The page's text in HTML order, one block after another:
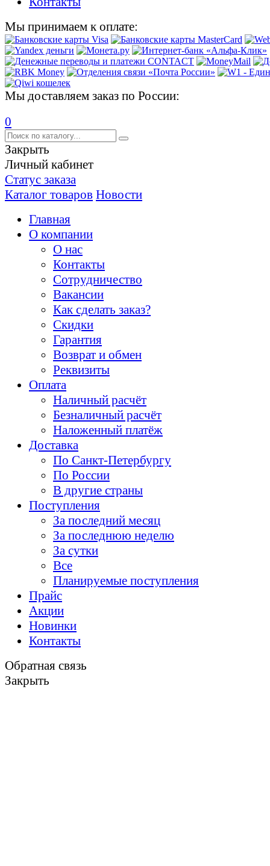
Мы принимаем к оплате:
Мы доставляем заказ по России:
0
Закрыть
Личный кабинет
Статус заказа
Каталог товаров Новости
Главная
О компании
О нас
Контакты
Сотрудничество
Вакансии
Как сделать заказ?
Скидки
Гарантия
Возврат и обмен
Реквизиты
Оплата
Наличный расчёт
Безналичный расчёт
Наложенный платёж
Доставка
По Санкт-Петербургу
По России
В другие страны
Поступления
За последний месяц
За последнюю неделю
За сутки
Все
Планируемые поступления
Прайс
Акции
Новинки
Контакты
Обратная связь
Закрыть